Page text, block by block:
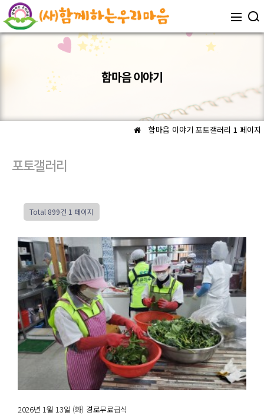
함마음 이야기
함마음 이야기 포토갤러리 1 페이지
포토갤러리
Total 899건 1 페이지
2026년 1월 13일 (화) 경로무료급식